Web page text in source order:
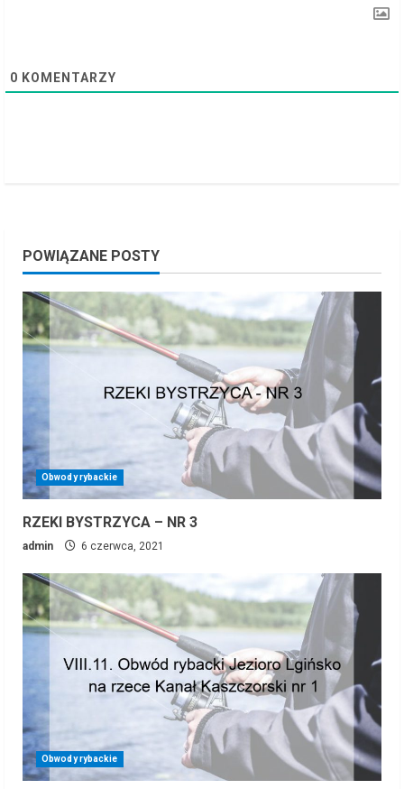
0 KOMENTARZY
POWIĄZANE POSTY
Obwody rybackie
RZEKI BYSTRZYCA – NR 3
admin 6 czerwca, 2021
Obwody rybackie